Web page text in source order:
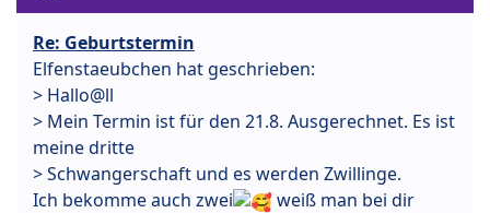
Re: Geburtstermin
Elfenstaeubchen hat geschrieben:
> Hallo@ll
> Mein Termin ist für den 21.8. Ausgerechnet. Es ist
meine dritte
> Schwangerschaft und es werden Zwillinge.
Ich bekomme auch zwei
weiß man bei dir